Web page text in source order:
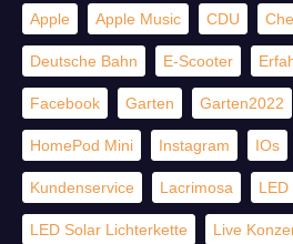
Apple Apple Music CDU
Deutsche Bahn E-Scooter
Facebook Garten Garten2022
HomePod Mini Instagram IOs
Kundenservice Lacrimosa
LED Solar Lichterkette Live